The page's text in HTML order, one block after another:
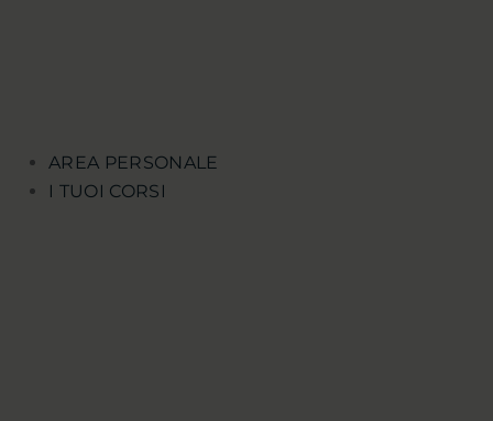
AREA PERSONALE
I TUOI CORSI